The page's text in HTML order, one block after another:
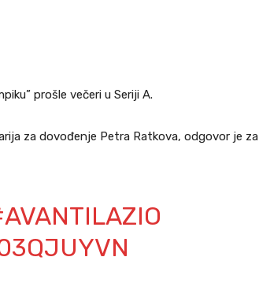
prošle večeri u Seriji A.
za dovođenje Petra Ratkova, odgovor je za